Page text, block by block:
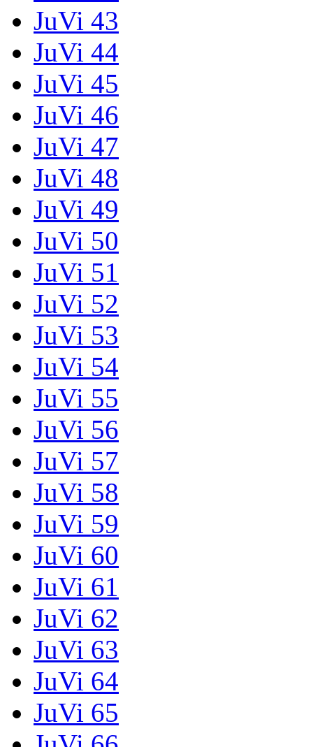
JuVi 43
JuVi 44
JuVi 45
JuVi 46
JuVi 47
JuVi 48
JuVi 49
JuVi 50
JuVi 51
JuVi 52
JuVi 53
JuVi 54
JuVi 55
JuVi 56
JuVi 57
JuVi 58
JuVi 59
JuVi 60
JuVi 61
JuVi 62
JuVi 63
JuVi 64
JuVi 65